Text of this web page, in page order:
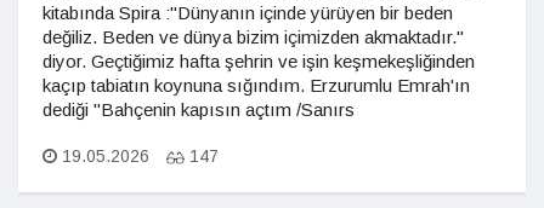
kitabında Spira :"Dünyanın içinde yürüyen bir beden
değiliz. Beden ve dünya bizim içimizden akmaktadır."
diyor. Geçtiğimiz hafta şehrin ve işin keşmekeşliğinden
kaçıp tabiatın koynuna sığındım. Erzurumlu Emrah'ın
dediği "Bahçenin kapısın açtım /Sanırs
19.05.2026 147